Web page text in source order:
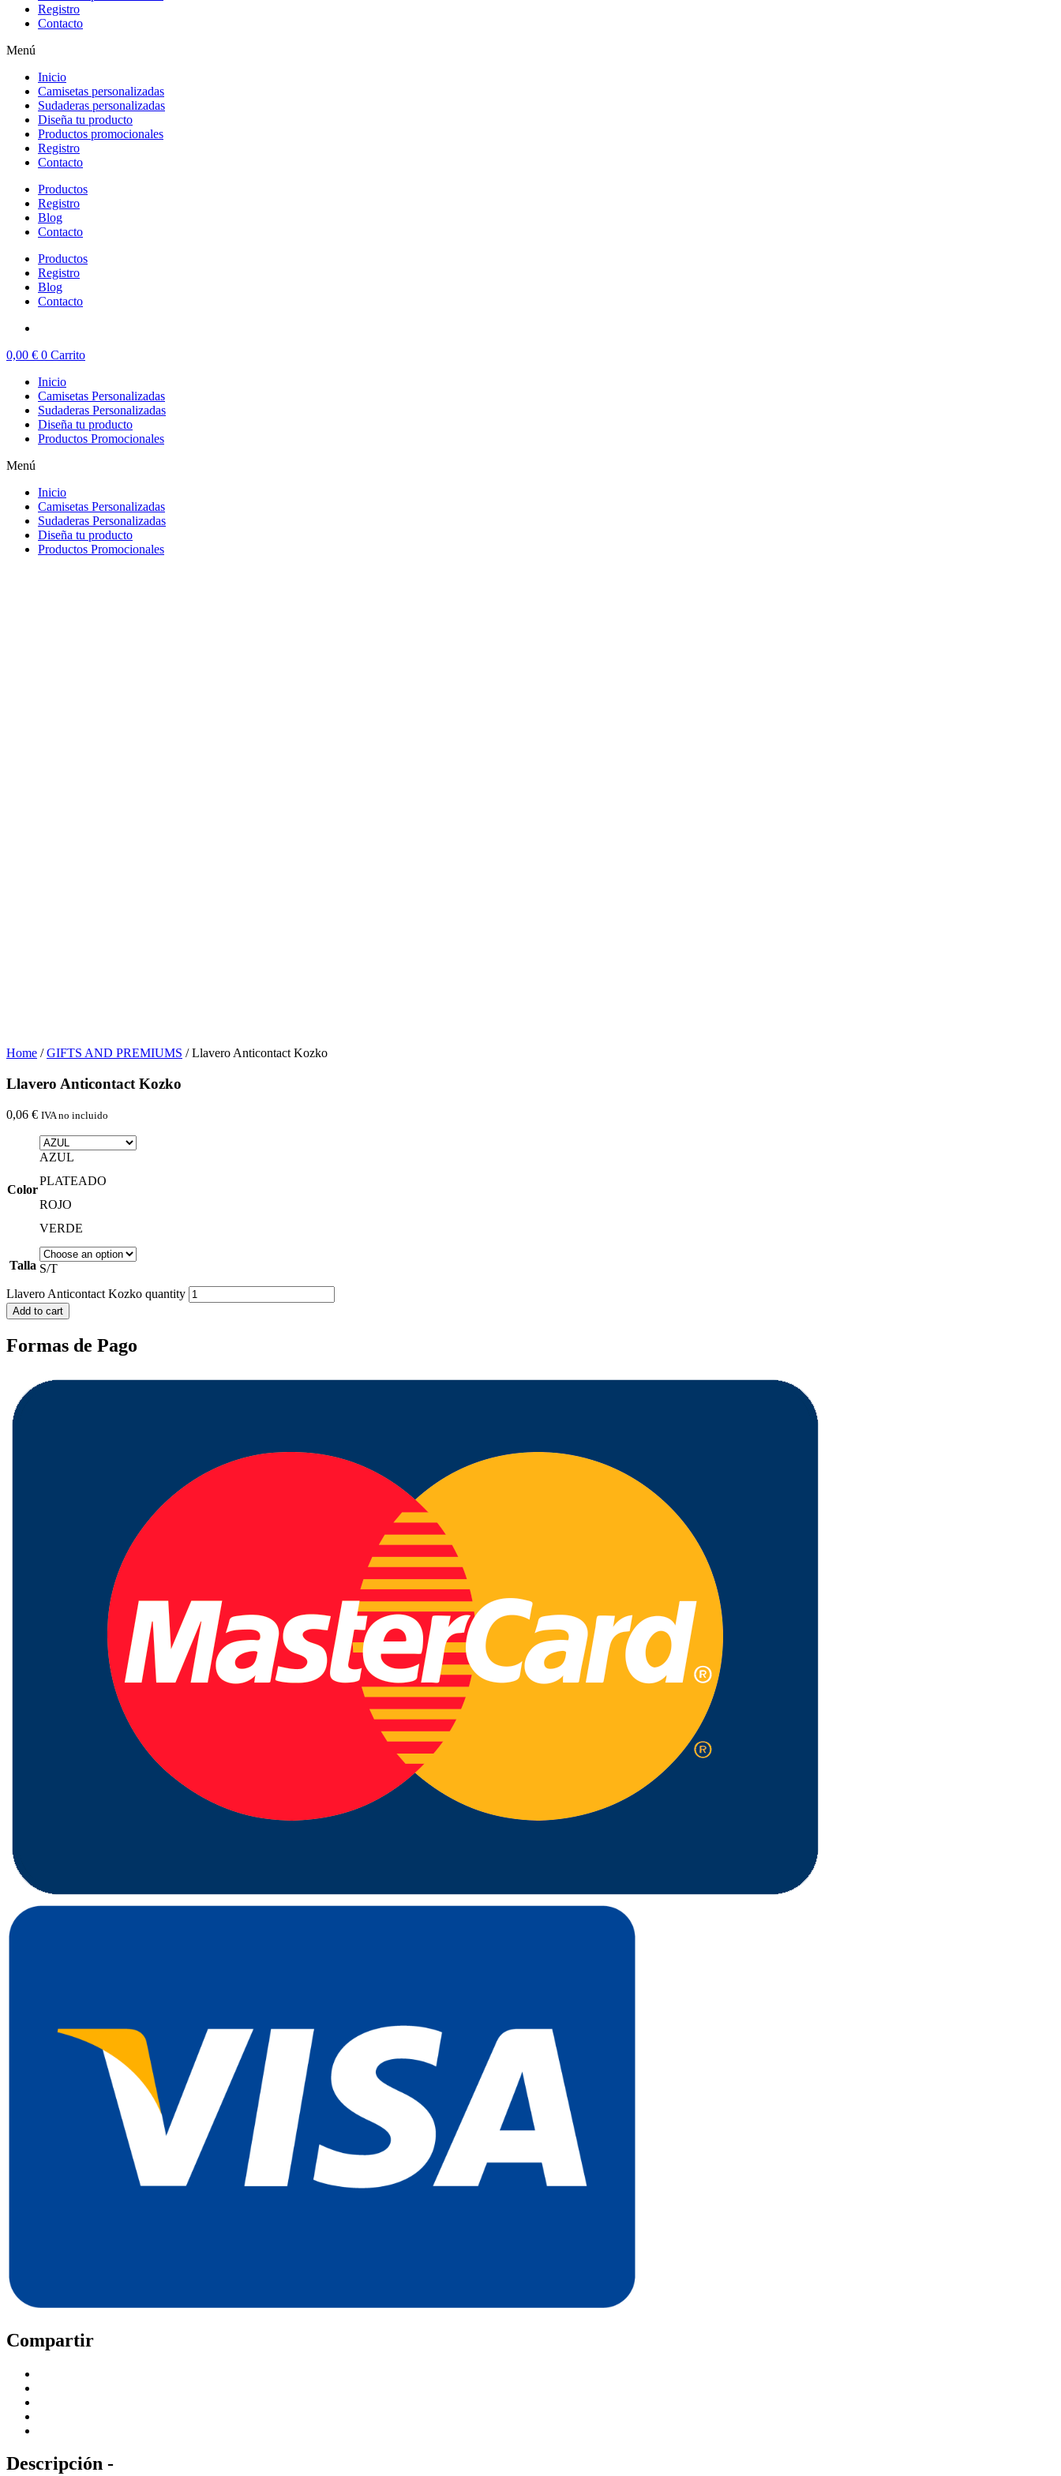
Registro
Contacto
Menú
Inicio
Camisetas personalizadas
Sudaderas personalizadas
Diseña tu producto
Productos promocionales
Registro
Contacto
Productos
Registro
Blog
Contacto
Productos
Registro
Blog
Contacto
0,00 € 0 Carrito
Inicio
Camisetas Personalizadas
Sudaderas Personalizadas
Diseña tu producto
Productos Promocionales
Menú
Inicio
Camisetas Personalizadas
Sudaderas Personalizadas
Diseña tu producto
Productos Promocionales
Home /GIFTS AND PREMIUMS / Llavero Anticontact Kozko
Llavero Anticontact Kozko
0,06 € IVA no incluido
Color
AZUL
PLATEADO
ROJO
VERDE
Talla S/T
Llavero Anticontact Kozko quantity
Add to cart
Formas de Pago
Compartir
Descripción -